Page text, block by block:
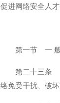
促进网络安全人才
第一节 一
第二十三条
络免受干扰、破